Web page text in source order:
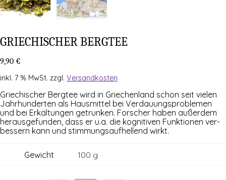
GRIE­CHI­SCHER BERGTEE
9,90 €
inkl. 7 % MwSt. zzgl. Versandkosten
Grie­chi­scher Berg­tee wird in Grie­chen­land schon seit vie­len
Jahr­hun­der­ten als Haus­mit­tel bei Ver­dau­ungs­pro­ble­men
und bei Erkäl­tun­gen getrun­ken. For­scher haben außer­dem
her­aus­ge­fun­den, dass er u.a. die kogni­ti­ven Funk­tio­nen ver­
bes­sern kann und stim­mungs­auf­hel­lend wirkt.
Gewicht 100 g